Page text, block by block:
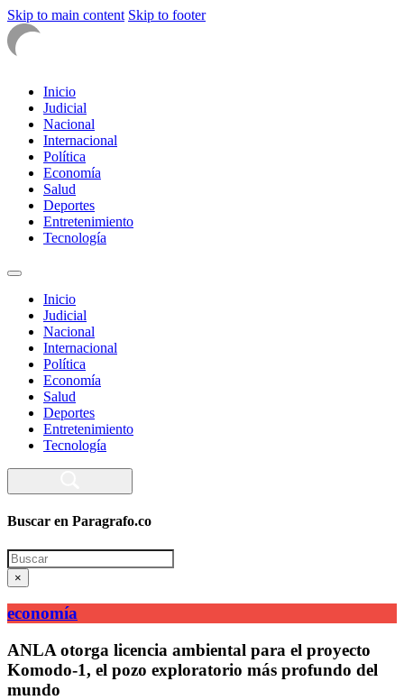
Skip to main content Skip to footer
Inicio
Judicial
Nacional
Internacional
Política
Economía
Salud
Deportes
Entretenimiento
Tecnología
Inicio
Judicial
Nacional
Internacional
Política
Economía
Salud
Deportes
Entretenimiento
Tecnología
Buscar en Paragrafo.co
Search
×
economía
ANLA otorga licencia ambiental para el proyecto
Komodo-1, el pozo exploratorio más profundo del
mundo